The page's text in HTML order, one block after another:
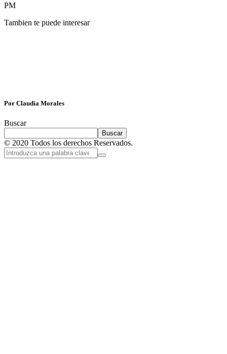
PM
Tambien te puede interesar
Por Claudia Morales
Buscar
Buscar
© 2020 Todos los derechos Reservados.